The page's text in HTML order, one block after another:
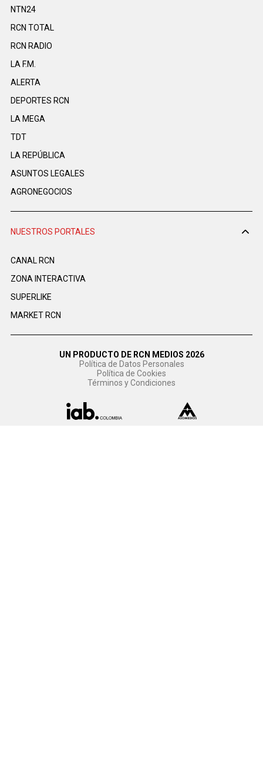
NTN24
RCN TOTAL
RCN RADIO
LA F.M.
ALERTA
DEPORTES RCN
LA MEGA
TDT
LA REPÚBLICA
ASUNTOS LEGALES
AGRONEGOCIOS
NUESTROS PORTALES
CANAL RCN
ZONA INTERACTIVA
SUPERLIKE
MARKET RCN
UN PRODUCTO DE RCN MEDIOS 2026
Política de Datos Personales
Política de Cookies
Términos y Condiciones